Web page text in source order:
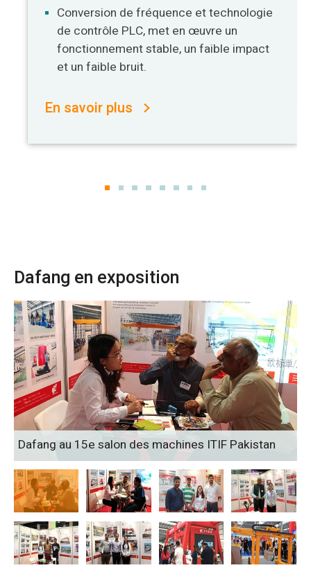
Conversion de fréquence et technologie
de contrôle PLC, met en œuvre un
fonctionnement stable, un faible impact
et un faible bruit.
En savoir plus
Dafang en exposition
Dafang au 15e salon des machines ITIF Pakistan